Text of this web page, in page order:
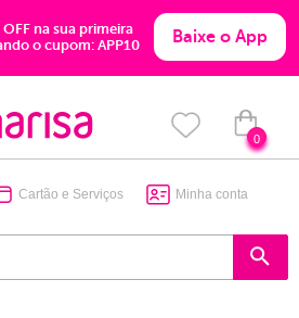
OFF na sua primeira
o cupom: APP10
Baixe o App
0
Cartão e Serviços Minha conta